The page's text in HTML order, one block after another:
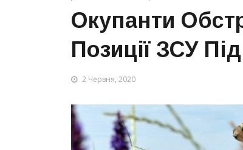
Окупанти
Позиції ЗСУ
2 Червня, 2020